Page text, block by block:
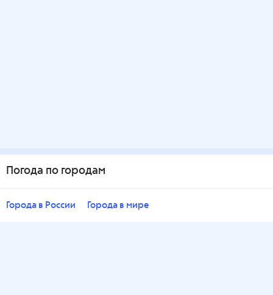
Погода по городам
Города в России Города в мире